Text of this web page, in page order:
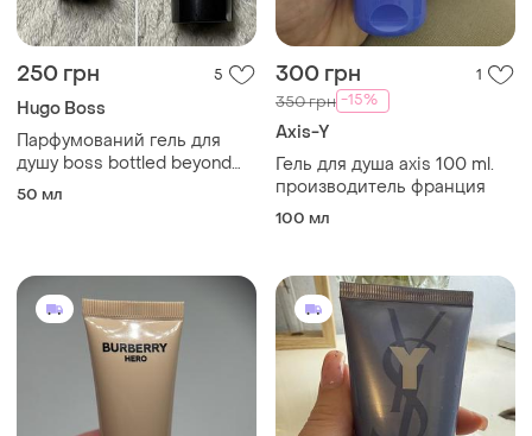
250 грн 5
Hugo Boss
Парфумований гель для
душу boss bottled beyond
50 мл
50 мл
300 грн 1
350 грн -15%
Axis-Y
Гель для душа axis 100 ml.
производитель франция
100 мл